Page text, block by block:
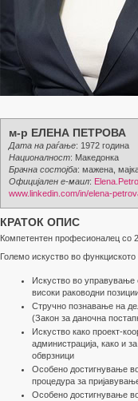
м-р ЕЛЕНА ПЕТРОВА
Дата на раѓање: 1972 година
Националност: Македонка
Брачна состојба: мажена,
Официјален е-маил:
www.linkedin.com/in/elena-
КРАТОК ОПИС
Компетентен професионалец со
Големо искуство во
Искуство во управување
високи раководни
Стручно познавање на
(Закон за даночна
Искуство како проект-
администрација, како и
обврзници
Особено достигнување
процедура за
Особено достигнување